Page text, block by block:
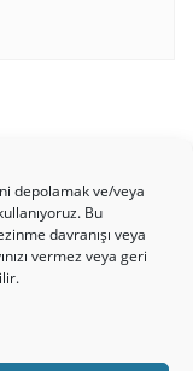
depolamak ve/veya
Bu
davranışı veya
vermez veya geri
Bize Yazın